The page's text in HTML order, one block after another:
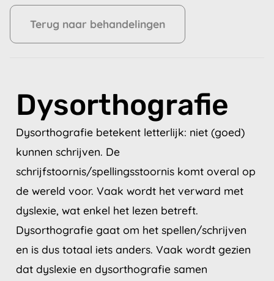
Terug naar behandelingen
Dysorthografie
Dysorthografie betekent letterlijk: niet (goed)
kunnen schrijven. De
schrijfstoornis/spellingsstoornis komt overal op
de wereld voor. Vaak wordt het verward met
dyslexie, wat enkel het lezen betreft.
Dysorthografie gaat om het spellen/schrijven
en is dus totaal iets anders. Vaak wordt gezien
dat dyslexie en dysorthografie samen